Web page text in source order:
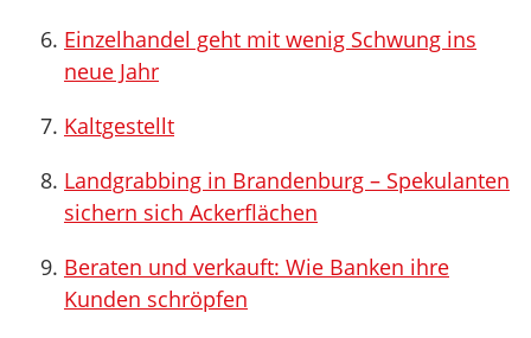
Einzelhandel geht mit wenig Schwung ins
neue Jahr
Kaltgestellt
Landgrabbing in Brandenburg – Spekulanten
sichern sich Ackerflächen
Beraten und verkauft: Wie Banken ihre
Kunden schröpfen